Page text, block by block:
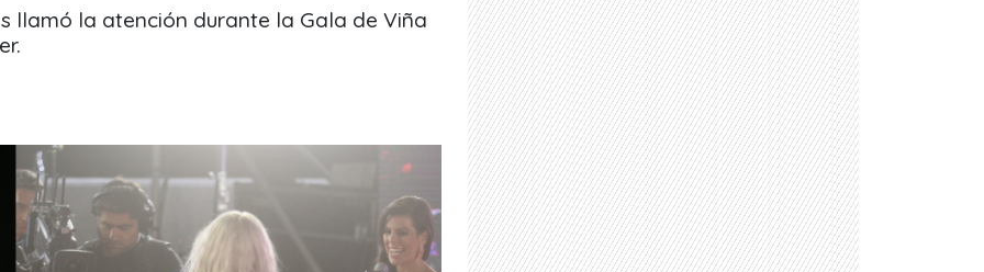
llamó la atención durante la Gala de Viña